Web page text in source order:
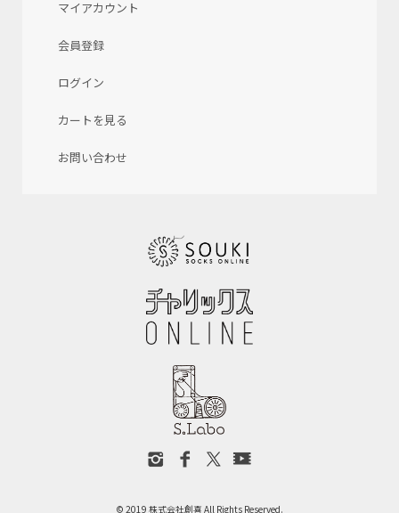
マイアカウント
会員登録
ログイン
カートを見る
お問い合わせ
© 2019 株式会社創喜 All Rights Reserved.